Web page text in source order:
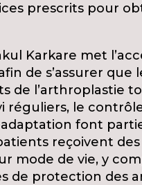
prescrits pour
Karkare met
de s’assurer que
de l’arthroplastie
réguliers, le
font
reçoivent
mode de vie, y
de protection des